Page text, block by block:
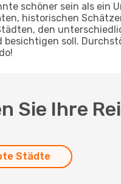
schöner sein als ein
historischen
den
besichtigen soll.
Sie Ihre
Städte